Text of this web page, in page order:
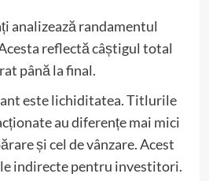
analizează randamentul
reflectă câștigul total
până la final.
este lichiditatea. Titlurile
au diferențe mai mici
și cel de vânzare. Acest
indirecte pentru investitori.